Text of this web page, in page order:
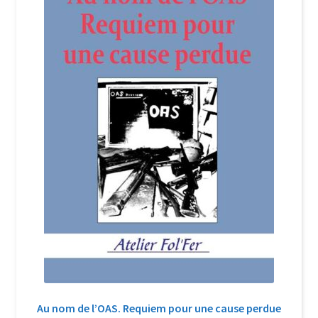
Login Customizer
Nous Contacter
Politique de confidentialité et cookies
Qui sommes-nous ?
Soutien à Philippe Randa
Suivi de la Commande
Au nom de l’OAS. Requiem pour une cause perdue